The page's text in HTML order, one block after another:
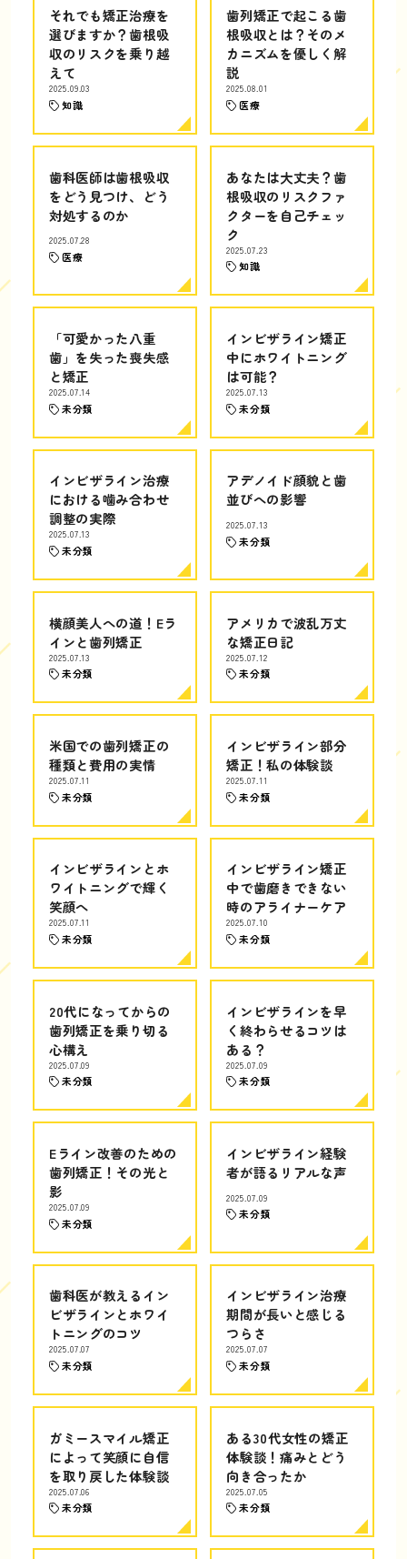
それでも矯正治療を
選びますか？歯根吸
収のリスクを乗り越
えて
2025.09.03
知識
歯列矯正で起こる歯
根吸収とは？そのメ
カニズムを優しく解
説
2025.08.01
医療
歯科医師は歯根吸収
をどう見つけ、どう
対処するのか
2025.07.28
医療
あなたは大丈夫？歯
根吸収のリスクファ
クターを自己チェッ
ク
2025.07.23
知識
「可愛かった八重
歯」を失った喪失感
と矯正
2025.07.14
未分類
インビザライン矯正
中にホワイトニング
は可能？
2025.07.13
未分類
インビザライン治療
における噛み合わせ
調整の実際
2025.07.13
未分類
アデノイド顔貌と歯
並びへの影響
2025.07.13
未分類
横顔美人への道！Eラ
インと歯列矯正
2025.07.13
未分類
アメリカで波乱万丈
な矯正日記
2025.07.12
未分類
米国での歯列矯正の
種類と費用の実情
2025.07.11
未分類
インビザライン部分
矯正！私の体験談
2025.07.11
未分類
インビザラインとホ
ワイトニングで輝く
笑顔へ
2025.07.11
未分類
インビザライン矯正
中で歯磨きできない
時のアライナーケア
2025.07.10
未分類
20代になってからの
歯列矯正を乗り切る
心構え
2025.07.09
未分類
インビザラインを早
く終わらせるコツは
ある？
2025.07.09
未分類
Eライン改善のための
歯列矯正！その光と
影
2025.07.09
未分類
インビザライン経験
者が語るリアルな声
2025.07.09
未分類
歯科医が教えるイン
ビザラインとホワイ
トニングのコツ
2025.07.07
未分類
インビザライン治療
期間が長いと感じる
つらさ
2025.07.07
未分類
ガミースマイル矯正
によって笑顔に自信
を取り戻した体験談
2025.07.06
未分類
ある30代女性の矯正
体験談！痛みとどう
向き合ったか
2025.07.05
未分類